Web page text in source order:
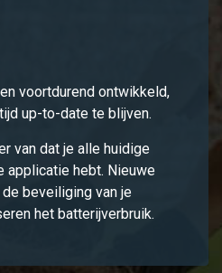
voortdurend ontwikkeld,
up-to-date te blijven.
van dat je alle huidige
applicatie hebt. Nieuwe
beveiliging van je
het batterijverbruik.